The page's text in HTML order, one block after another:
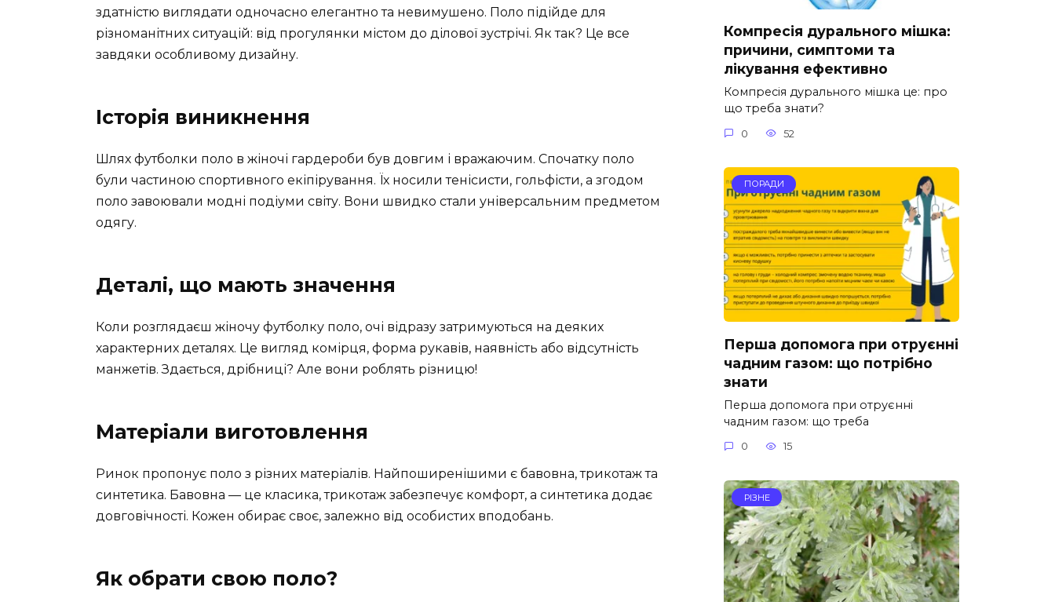
здатністю виглядати одночасно елегантно та невимушено. Поло підійде для
різноманітних ситуацій: від прогулянки містом до ділової зустрічі. Як так? Це все
завдяки особливому дизайну.
Історія виникнення
Шлях футболки поло в жіночі гардероби був довгим і вражаючим. Спочатку поло
були частиною спортивного екіпірування. Їх носили тенісисти, гольфісти, а згодом
поло завоювали модні подіуми світу. Вони швидко стали універсальним предметом
одягу.
Деталі, що мають значення
Коли розглядаєш жіночу футболку поло, очі відразу затримуються на деяких
характерних деталях. Це вигляд комірця, форма рукавів, наявність або відсутність
манжетів. Здається, дрібниці? Але вони роблять різницю!
Матеріали виготовлення
Ринок пропонує поло з різних матеріалів. Найпоширенішими є бавовна, трикотаж та
синтетика. Бавовна — це класика, трикотаж забезпечує комфорт, а синтетика додає
довговічності. Кожен обирає своє, залежно від особистих вподобань.
Як обрати свою поло?
Компресія дурального мішка:
причини, симптоми та
лікування ефективно
Компресія дурального мішка це: про
що треба знати?
0 52
ПОРАДИ
Перша допомога при отруєнні
чадним газом: що потрібно
знати
Перша допомога при отруєнні
чадним газом: що треба
0 15
РІЗНЕ